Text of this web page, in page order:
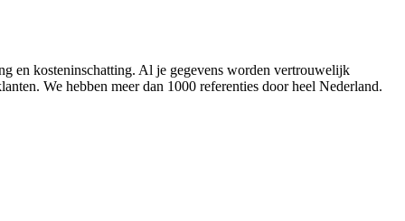
en kosteninschatting. Al je gegevens worden vertrouwelijk
We hebben meer dan 1000 referenties door heel Nederland.